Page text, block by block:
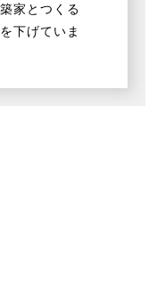
家とつくる
下げていま